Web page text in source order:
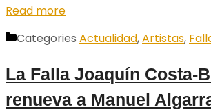
Read more
Categories Actualidad,Artistas,
La Falla Joaquín Costa-
renueva a Manuel